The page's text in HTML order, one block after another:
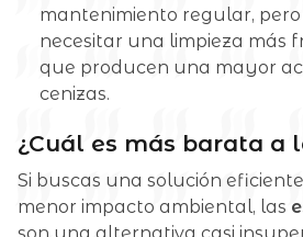
mantenimiento regular,
necesitar una limpieza más
que producen una mayor
cenizas.
¿Cuál es más barata a
Si buscas una solución
menor impacto ambiental, las
son una alternativa casi